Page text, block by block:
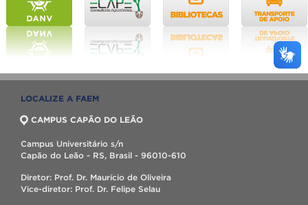
LOCALIZE A FAEM
CAMPUS CAPÃO DO LEÃO
Campus Universitário s/n
Capão do Leão - RS, Brasil - 96010-610
Diretor: Prof. Dr. Maurício de Oliveira
Vice-diretor: Prof. Dr. Felipe Selau